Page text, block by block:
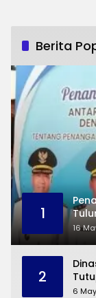
Berita
1
16
2
6